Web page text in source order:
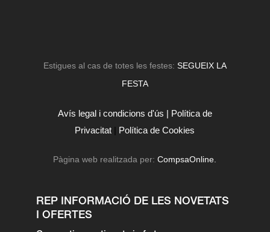
Estigues al cas de totes les festes: SEGUEIX LA
FESTA
Avís legal i condicions d'ús | Política de
Privacitat | Política de Cookies
Pàgina web realitzada per:CompsaOnline.
REP INFORMACIÓ DE LES NOVETATS
I OFERTES